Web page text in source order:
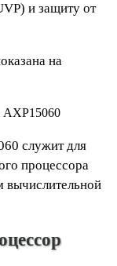
и защиту от
на
служит для
процессора
вычислительной